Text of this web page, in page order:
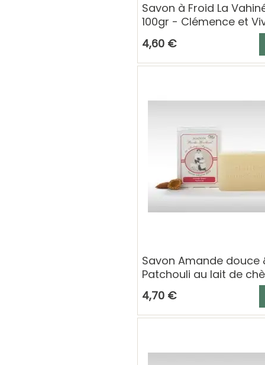
Savon à Froid La
100gr - Clémence et
4,60 €
Savon Amande douce
Patchouli au lait de
100 g Berthe Guilhem
4,70 €